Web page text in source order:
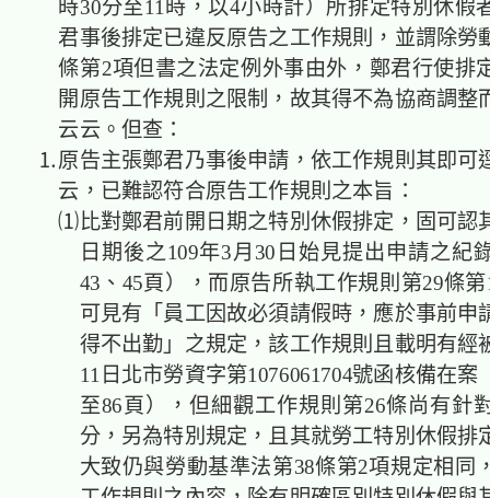
時30分至11時，以4小時計）所排定特別休假
君事後排定已違反原告之工作規則，並謂除勞
條第2項但書之法定例外事由外，鄭君行使排
開原告工作規則之限制，故其得不為協商調整
云云。但查：
⒈原告主張鄭君乃事後申請，依工作規則其即可
云，已難認符合原告工作規則之本旨：
⑴比對鄭君前開日期之特別休假排定，固可認
日期後之109年3月30日始見提出申請之紀
43、45頁），而原告所執工作規則第29條
可見有「員工因故必須請假時，應於事前申
得不出勤」之規定，該工作規則且載明有經
11日北市勞資字第1076061704號函核備在案
至86頁），但細觀工作規則第26條尚有針
分，另為特別規定，且其就勞工特別休假排
大致仍與勞動基準法第38條第2項規定相同